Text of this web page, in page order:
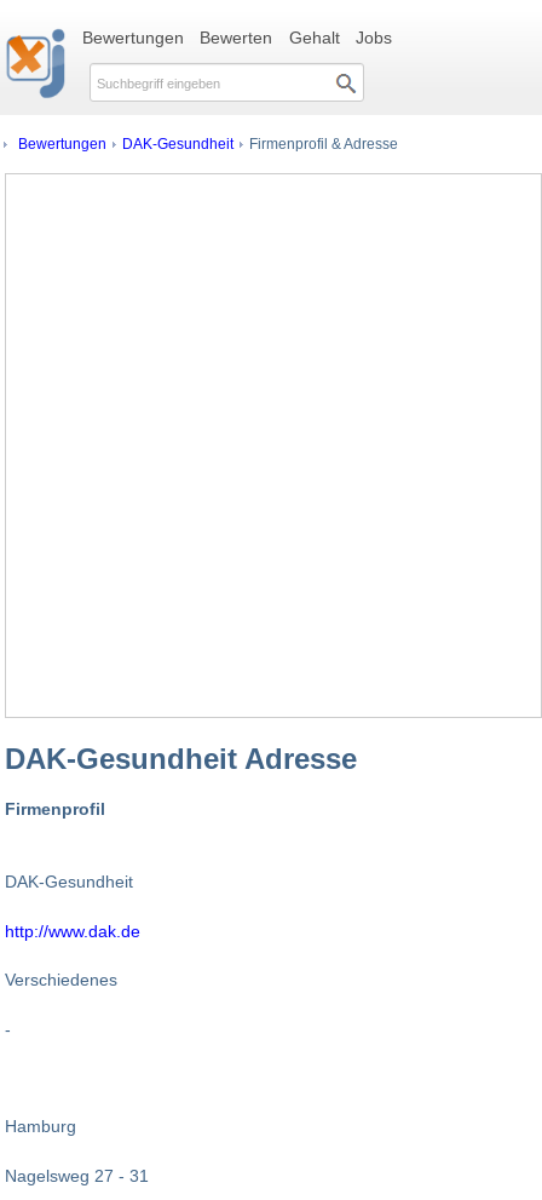
Bewertungen Bewerten Gehalt Jobs
Bewertungen DAK-Gesundheit Firmenprofil & Adresse
DAK-Gesundheit Adresse
Firmenprofil
DAK-Gesundheit
http://www.dak.de
Verschiedenes
-
Hamburg
Nagelsweg 27 - 31